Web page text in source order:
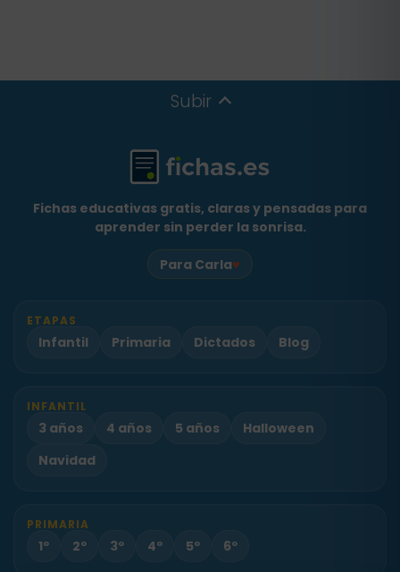
Subir
Fichas educativas gratis, claras y pensadas para
aprender sin perder la sonrisa.
Para Carla♥
ETAPAS
Infantil Primaria Dictados Blog
INFANTIL
3 años 4 años 5 años
Halloween
Navidad
PRIMARIA
1º 2º 3º 4º 5º 6º